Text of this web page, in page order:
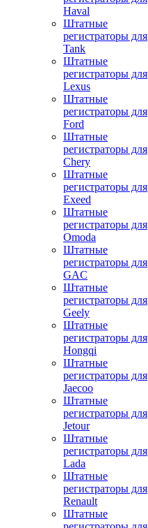
Haval
Штатные
регистраторы для
Tank
Штатные
регистраторы для
Lexus
Штатные
регистраторы для
Ford
Штатные
регистраторы для
Chery
Штатные
регистраторы для
Exeed
Штатные
регистраторы для
Omoda
Штатные
регистраторы для
GAC
Штатные
регистраторы для
Geely
Штатные
регистраторы для
Hongqi
Штатные
регистраторы для
Jaecoo
Штатные
регистраторы для
Jetour
Штатные
регистраторы для
Lada
Штатные
регистраторы для
Renault
Штатные